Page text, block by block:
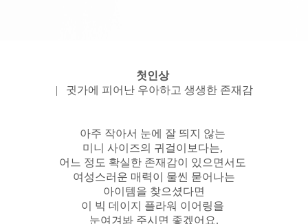
첫인상
| 귓가에 피어난 우아하고 생생한 존재감
아주 작아서 눈에 잘 띄지 않는
미니 사이즈의 귀걸이보다는,
어느 정도 확실한 존재감이 있으면서도
여성스러운 매력이 물씬 묻어나는
아이템을 찾으셨다면
이 빅 데이지 플라워 이어링을
눈여겨봐 주시면 좋겠어요.